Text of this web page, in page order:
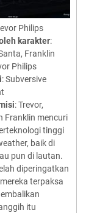
Philips
karakter:
Franklin
Philips
: Subversive
: Trevor,
Franklin mencuri
tinggi
baik di
pun di lautan.
diperingatkan
terpaksa
itu